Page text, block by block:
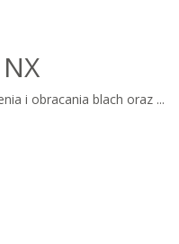
i obracania blach oraz ...